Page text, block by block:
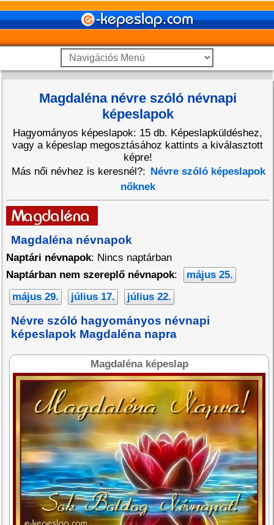
Magdaléna névre szóló névnapi
képeslapok
Hagyományos képeslapok: 15 db. Képeslapküldéshez,
vagy a képeslap megosztásához kattints a kiválasztott
képre!
Más női névhez is keresnél?: Névre szóló képeslapok
nőknek
Magdaléna névnapok
Naptári névnapok: Nincs naptárban
Naptárban nem szereplő névnapok:
május 25.
május 29.
július 17. július 22.
Névre szóló hagyományos névnapi
képeslapok Magdaléna napra
Magdaléna képeslap